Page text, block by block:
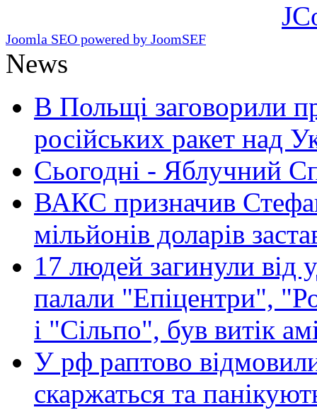
Joomla SEO powered by JoomSEF
News
В Польщі заговорили
російських ракет над
Сьогодні - Яблучний
ВАКС призначив
мільйонів доларів
17 людей загинули від
палали "Епіцентри",
і "Сільпо", був витік
У рф раптово
скаржаться та